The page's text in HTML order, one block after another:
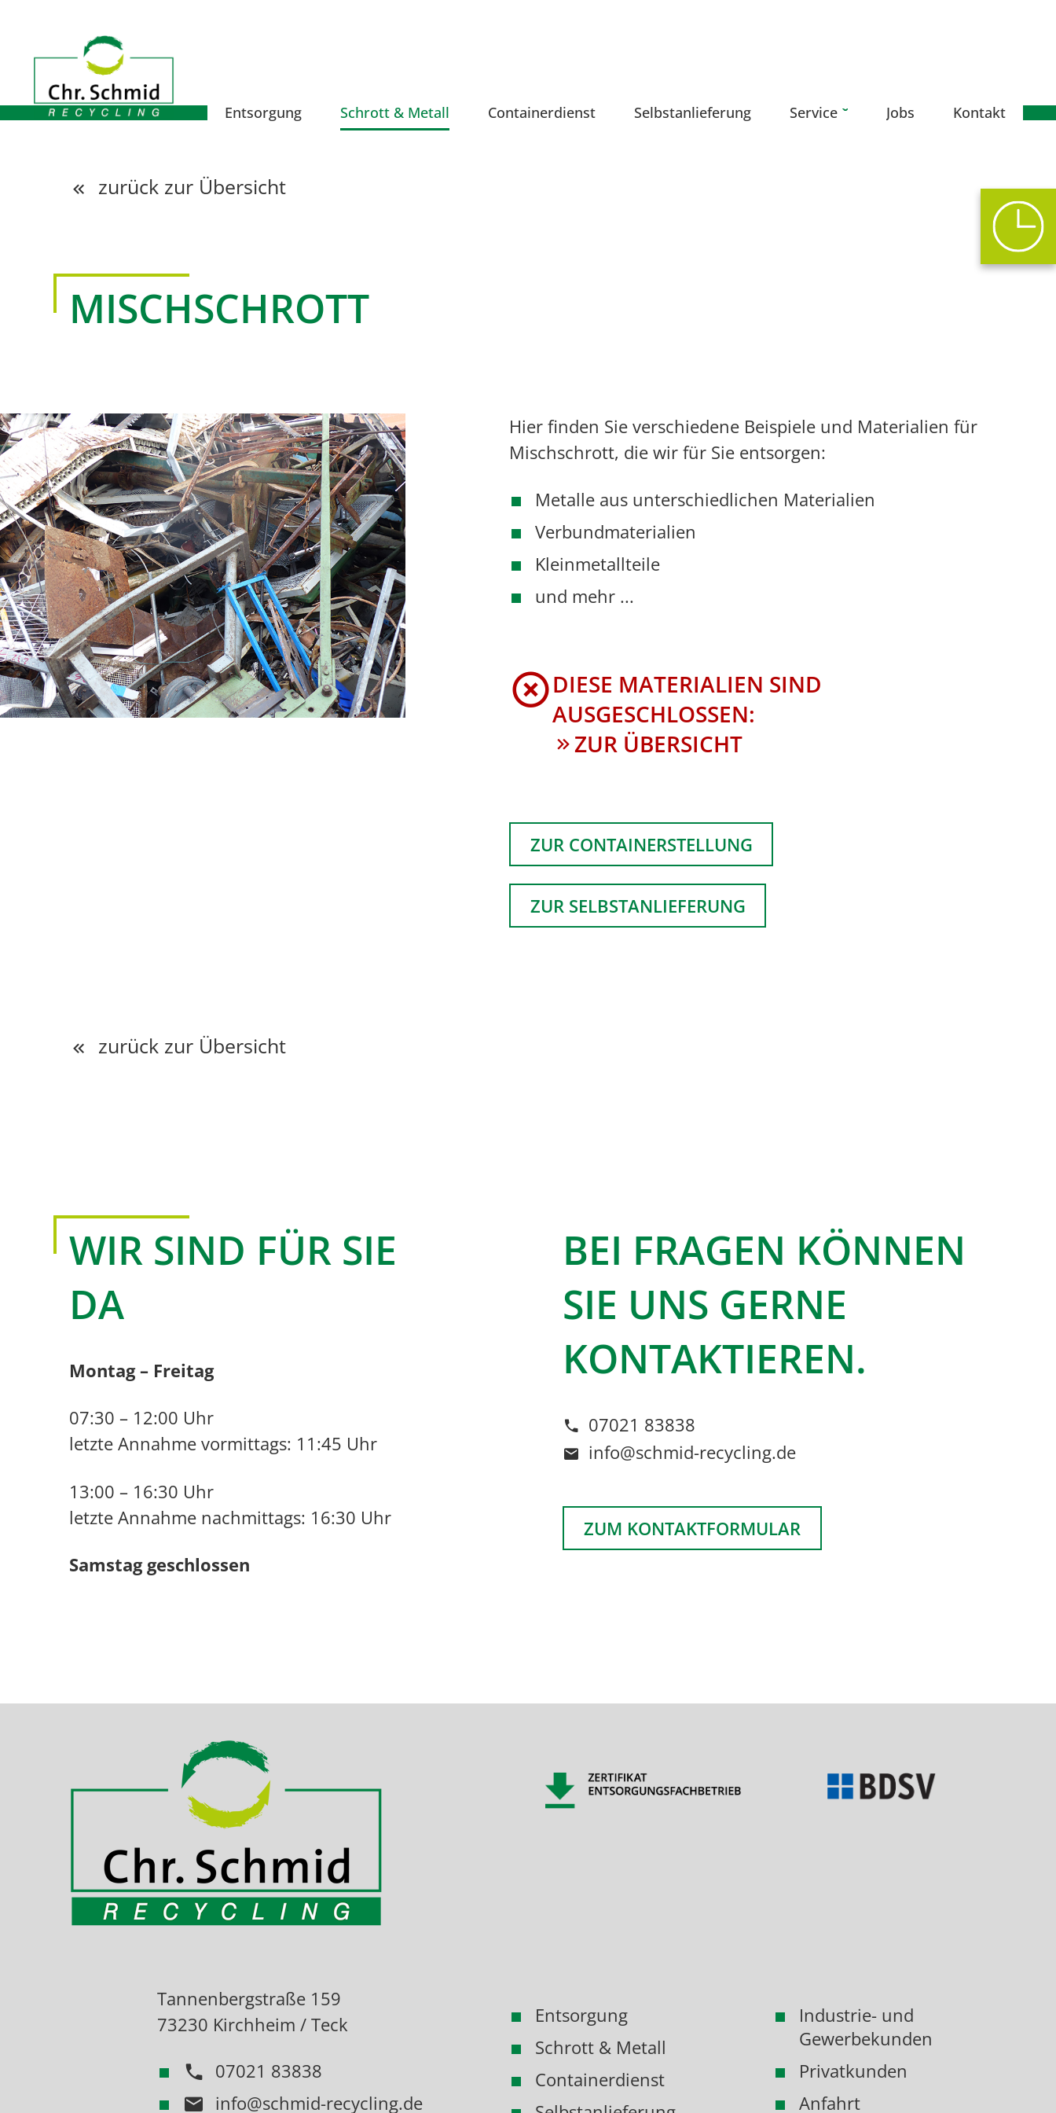
Entsorgung Schrott & Metall Containerdienst Selbstanlieferung Service Jobs Kontakt
zurück zur Übersicht
MISCHSCHROTT
Hier finden Sie verschiedene Beispiele und Materialien für
Mischschrott, die wir für Sie entsorgen:
Metalle aus unterschiedlichen Materialien
Verbundmaterialien
Kleinmetallteile
und mehr ...
DIESE MATERIALIEN SIND
AUSGESCHLOSSEN:
ZUR ÜBERSICHT
ZUR CONTAINERSTELLUNG
ZUR SELBSTANLIEFERUNG
zurück zur Übersicht
WIR SIND FÜR SIE
DA
Montag – Freitag
07:30 – 12:00 Uhr
letzte Annahme vormittags: 11:45 Uhr
13:00 – 16:30 Uhr
letzte Annahme nachmittags: 16:30 Uhr
Samstag geschlossen
BEI FRAGEN KÖNNEN
SIE UNS GERNE
KONTAKTIEREN.
07021 83838
info@schmid-recycling.de
ZUM KONTAKTFORMULAR
Tannenbergstraße 159
73230 Kirchheim / Teck
07021 83838
info@schmid-recycling.de
Entsorgung
Schrott & Metall
Containerdienst
Industrie- und
Gewerbekunden
Privatkunden
Anfahrt